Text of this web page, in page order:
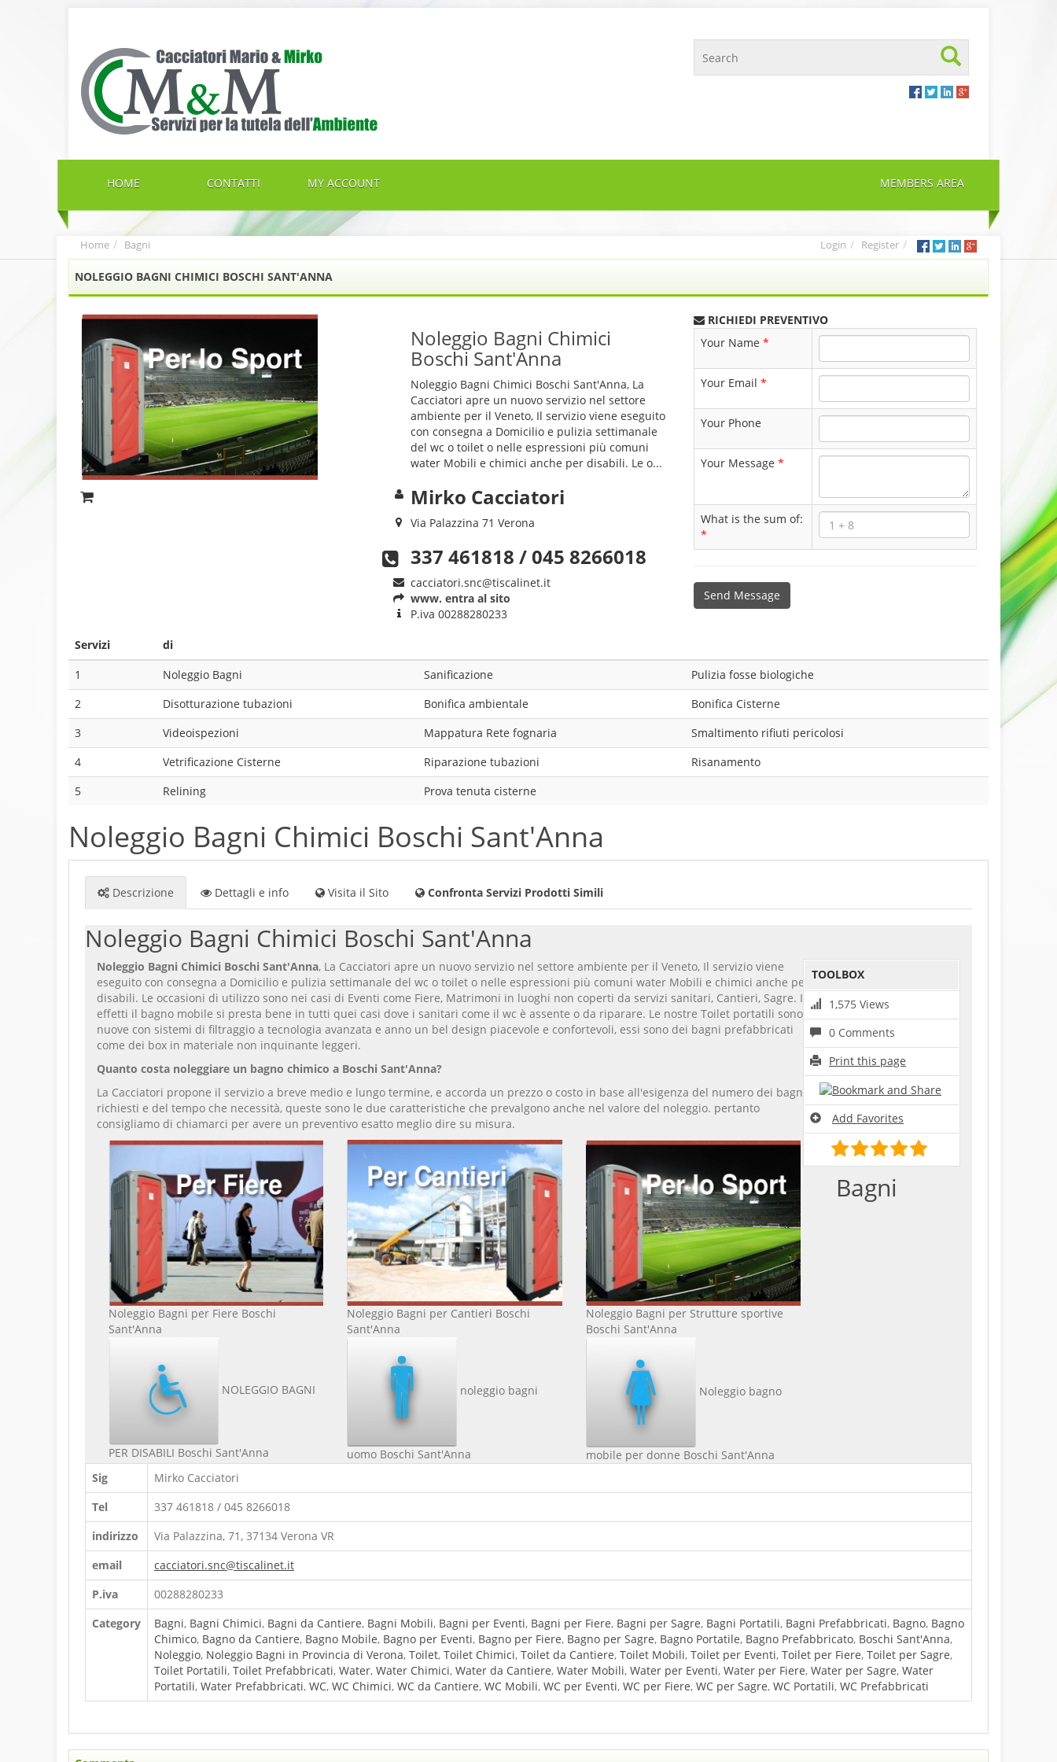
HOME CONTATTI MY ACCOUNT MEMBERS AREA
Home Bagni Login Register
NOLEGGIO BAGNI CHIMICI BOSCHI SANT'ANNA
Noleggio Bagni Chimici
Boschi Sant'Anna
Noleggio Bagni Chimici Boschi Sant'Anna, La
Cacciatori apre un nuovo servizio nel settore
ambiente per il Veneto, Il servizio viene eseguito
con consegna a Domicilio e pulizia settimanale
del wc o toilet o nelle espressioni più comuni
water Mobili e chimici anche per disabili. Le o...
Mirko Cacciatori
Via Palazzina 71 Verona
337 461818 / 045 8266018
cacciatori.snc@tiscalinet.it
www. entra al sito
P.iva 00288280233
RICHIEDI PREVENTIVO
Your Name *
Your Email *
Your Phone
Your Message *
What is the sum of:
*
Send Message
Servizi
di
1
Noleggio Bagni Sanificazione
Pulizia fosse biologiche
2
Disotturazione tubazioni Bonifica ambientale
Bonifica Cisterne
3
Videoispezioni Mappatura Rete fognaria
Smaltimento rifiuti pericolosi
4
Vetrificazione Cisterne Riparazione tubazioni
Risanamento
5
Relining Prova tenuta cisterne
Noleggio Bagni Chimici Boschi Sant'Anna
Descrizione Dettagli e info Visita il Sito Confronta Servizi Prodotti Simili
Noleggio Bagni Chimici Boschi Sant'Anna
Noleggio Bagni Chimici Boschi Sant'Anna, La Cacciatori apre un nuovo servizio nel settore ambiente per il Veneto, Il servizio viene
eseguito con consegna a Domicilio e pulizia settimanale del wc o toilet o nelle espressioni più comuni water Mobili e chimici anche per
disabili. Le occasioni di utilizzo sono nei casi di Eventi come Fiere, Matrimoni in luoghi non coperti da servizi sanitari, Cantieri, Sagre. In
effetti il bagno mobile si presta bene in tutti quei casi dove i sanitari come il wc è assente o da riparare. Le nostre Toilet portatili sono
nuove con sistemi di filtraggio a tecnologia avanzata e anno un bel design piacevole e confortevoli, essi sono dei bagni prefabbricati
come dei box in materiale non inquinante leggeri.
Quanto costa noleggiare un bagno chimico a Boschi Sant'Anna?
La Cacciatori propone il servizio a breve medio e lungo termine, e accorda un prezzo o costo in base all'esigenza del numero dei bagni
richiesti e del tempo che necessità, queste sono le due caratteristiche che prevalgono anche nel valore del noleggio. pertanto
consigliamo di chiamarci per avere un preventivo esatto meglio dire su misura.
Noleggio Bagni per Fiere Boschi
Sant'Anna
Noleggio Bagni per Cantieri Boschi
Sant'Anna
Noleggio Bagni per Strutture sportive
Boschi Sant'Anna
NOLEGGIO BAGNI
PER DISABILI Boschi Sant'Anna
noleggio bagni
uomo Boschi Sant'Anna
Noleggio bagno
mobile per donne Boschi Sant'Anna
TOOLBOX
1,575 Views
0 Comments
Print this page
Add Favorites
Bagni
Sig
Mirko Cacciatori
Tel
337 461818 / 045 8266018
indirizzo
Via Palazzina, 71, 37134 Verona VR
email
cacciatori.snc@tiscalinet.it
P.iva
00288280233
Category
Bagni, Bagni Chimici, Bagni da Cantiere, Bagni Mobili, Bagni per Eventi, Bagni per Fiere, Bagni per Sagre, Bagni Portatili, Bagni Prefabbricati, Bagno, Bagno
Chimico, Bagno da Cantiere, Bagno Mobile, Bagno per Eventi, Bagno per Fiere, Bagno per Sagre, Bagno Portatile, Bagno Prefabbricato, Boschi Sant'Anna,
Noleggio, Noleggio Bagni in Provincia di Verona, Toilet, Toilet Chimici, Toilet da Cantiere, Toilet Mobili, Toilet per Eventi, Toilet per Fiere, Toilet per Sagre,
Toilet Portatili, Toilet Prefabbricati, Water, Water Chimici, Water da Cantiere, Water Mobili, Water per Eventi, Water per Fiere, Water per Sagre, Water
Portatili, Water Prefabbricati, WC, WC Chimici, WC da Cantiere, WC Mobili, WC per Eventi, WC per Fiere, WC per Sagre, WC Portatili, WC Prefabbricati